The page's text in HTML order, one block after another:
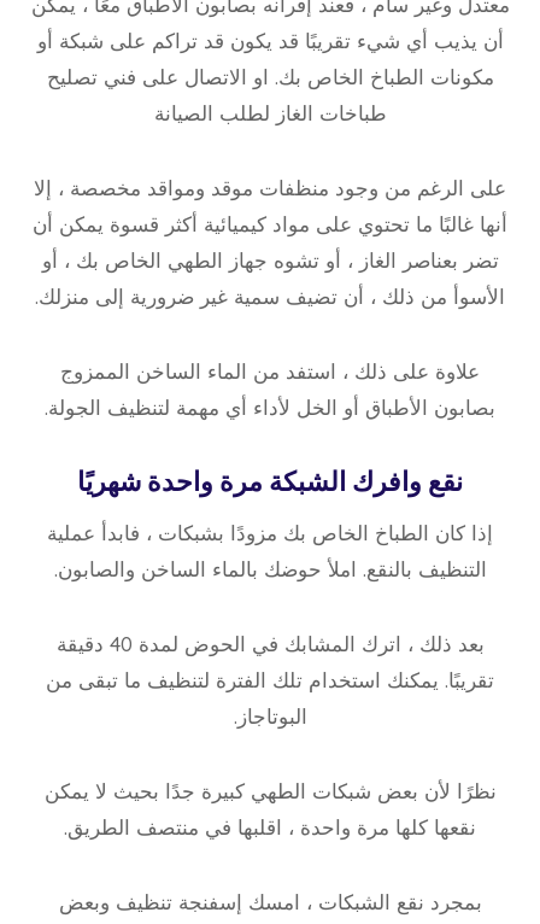
أن يذيب أي شيء تقريبًا قد يكون قد تراكم على شبكة أو
مكونات الطباخ الخاص بك. او الاتصال على فني تصليح
طباخات الغاز لطلب الصيانة
على الرغم من وجود منظفات موقد ومواقد مخصصة ، إلا
أنها غالبًا ما تحتوي على مواد كيميائية أكثر قسوة يمكن أن
تضر بعناصر الغاز ، أو تشوه جهاز الطهي الخاص بك ، أو
الأسوأ من ذلك ، أن تضيف سمية غير ضرورية إلى منزلك.
علاوة على ذلك ، استفد من الماء الساخن الممزوج
بصابون الأطباق أو الخل لأداء أي مهمة لتنظيف الجولة.
نقع وافرك الشبكة مرة واحدة شهريًا
إذا كان الطباخ الخاص بك مزودًا بشبكات ، فابدأ عملية
التنظيف بالنقع. املأ حوضك بالماء الساخن والصابون.
بعد ذلك ، اترك المشابك في الحوض لمدة 40 دقيقة
تقريبًا. يمكنك استخدام تلك الفترة لتنظيف ما تبقى من
البوتاجاز.
نظرًا لأن بعض شبكات الطهي كبيرة جدًا بحيث لا يمكن
نقعها كلها مرة واحدة ، اقلبها في منتصف الطريق.
بمجرد نقع الشبكات ، امسك إسفنجة تنظيف وبعض